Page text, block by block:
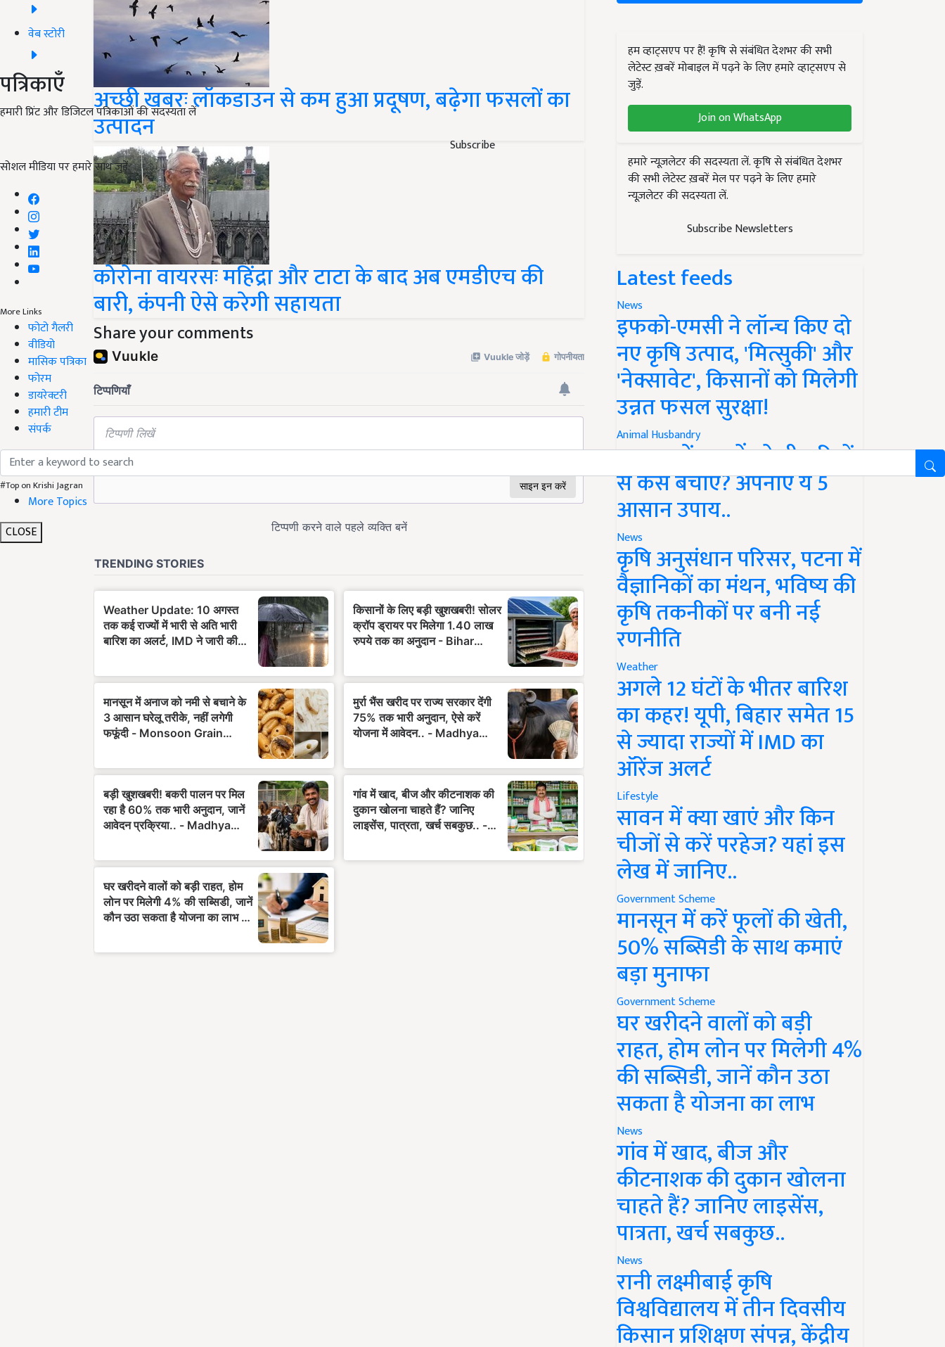
वेब स्टोरी
पत्रिकाएँ
हमारी प्रिंट और डिजिटल पत्रिकाओं की सदस्यता लें
Subscribe
सोशल मीडिया पर हमारे साथ जुड़ें:
More Links
फोटो गैलरी
वीडियो
मासिक पत्रिका
फोरम
डायरेक्टरी
हमारी टीम
संपर्क
#Top on Krishi Jagran
More Topics
CLOSE
अच्छी खबरः लॉकडाउन से कम हुआ प्रदूषण, बढ़ेगा फसलों का
उत्पादन
कोरोना वायरसः महिंद्रा और टाटा के बाद अब एमडीएच की
बारी, कंपनी ऐसे करेगी सहायता
Share your comments
हम व्हाट्सएप पर हैं! कृषि से संबंधित देशभर की सभी
लेटेस्ट ख़बरें मोबाइल में पढ़ने के लिए हमारे व्हाट्सएप से
जुड़ें.
Join on WhatsApp
हमारे न्यूज़लेटर की सदस्यता लें. कृषि से संबंधित देशभर
की सभी लेटेस्ट ख़बरें मेल पर पढ़ने के लिए हमारे
न्यूज़लेटर की सदस्यता लें.
Subscribe Newsletters
Latest feeds
News
इफको-एमसी ने लॉन्च किए दो
नए कृषि उत्पाद, 'मित्सुकी' और
'नेक्सावेट', किसानों को मिलेगी
उन्नत फसल सुरक्षा!
Animal Husbandry
बरसात में पशुओं को बीमारियों
से कैसे बचाएं? अपनाएं ये 5
आसान उपाय..
News
कृषि अनुसंधान परिसर, पटना में
वैज्ञानिकों का मंथन, भविष्य की
कृषि तकनीकों पर बनी नई
रणनीति
Weather
अगले 12 घंटों के भीतर बारिश
का कहर! यूपी, बिहार समेत 15
से ज्यादा राज्यों में IMD का
ऑरेंज अलर्ट
Lifestyle
सावन में क्या खाएं और किन
चीजों से करें परहेज? यहां इस
लेख में जानिए..
Government Scheme
मानसून में करें फूलों की खेती,
50% सब्सिडी के साथ कमाएं
बड़ा मुनाफा
Government Scheme
घर खरीदने वालों को बड़ी
राहत, होम लोन पर मिलेगी 4%
की सब्सिडी, जानें कौन उठा
सकता है योजना का लाभ
News
गांव में खाद, बीज और
कीटनाशक की दुकान खोलना
चाहते हैं? जानिए लाइसेंस,
पात्रता, खर्च सबकुछ..
News
रानी लक्ष्मीबाई कृषि
विश्वविद्यालय में तीन दिवसीय
किसान प्रशिक्षण संपन्न, केंद्रीय